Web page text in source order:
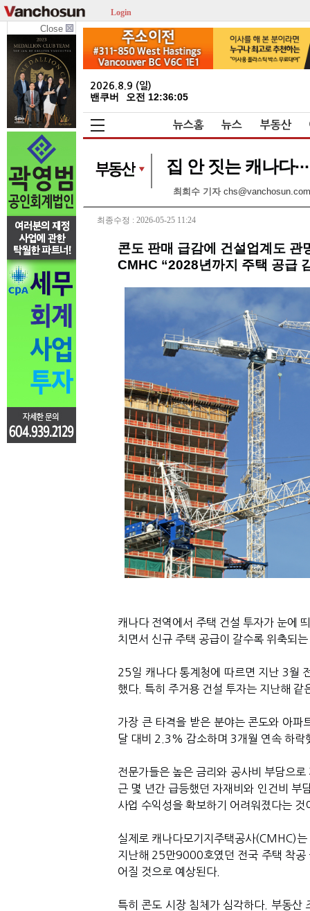
Login
Close
2026.8.9 (일)
밴쿠버 오전 12:36:06
뉴스홈 뉴스 부동산
집 안 짓는 캐나다
최희수 기자 chs@vanchosun.com
최종수정 : 2026-05-25 11:24
콘도 판매 급감에 건설업계도 관
CMHC “2028년까지 주택 공급
캐나다 전역에서 주택 건설 투자가 눈에
치면서 신규 주택 공급이 갈수록 위축되
25일 캐나다 통계청에 따르면 지난 3월
했다. 특히 주거용 건설 투자는 지난해
가장 큰 타격을 받은 분야는 콘도와 아
달 대비 2.3% 감소하며 3개월 연속 하
전문가들은 높은 금리와 공사비 부담으
근 몇 년간 급등했던 자재비와 인건비 부
사업 수익성을 확보하기 어려워졌다는 것
실제로 캐나다모기지주택공사(CMHC)
지난해 25만9000호였던 전국 주택 착
어질 것으로 예상된다.
특히 콘도 시장 침체가 심각하다. 부동